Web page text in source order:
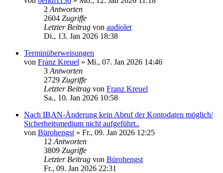
2 Antworten
2604 Zugriffe
Letzter Beitrag von audiolet
Di., 13. Jan 2026 18:38
Terminüberweisungen
von Franz Kreuel » Mi., 07. Jan 2026 14:46
3 Antworten
2729 Zugriffe
Letzter Beitrag von Franz Kreuel
Sa., 10. Jan 2026 10:58
Nach IBAN-Änderung kein Abruf der Kontodaten möglich/
Sicherheitsmedium nicht aufgeführt..
von Bürohengst » Fr., 09. Jan 2026 12:25
12 Antworten
3809 Zugriffe
Letzter Beitrag von Bürohengst
Fr., 09. Jan 2026 22:31